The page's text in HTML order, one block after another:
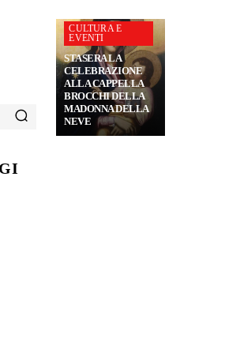
CULTURA E
EVENTI
STASERA LA
CELEBRAZIONE
ALLA CAPPELLA
BROCCHI DELLA
MADONNA DELLA
NEVE